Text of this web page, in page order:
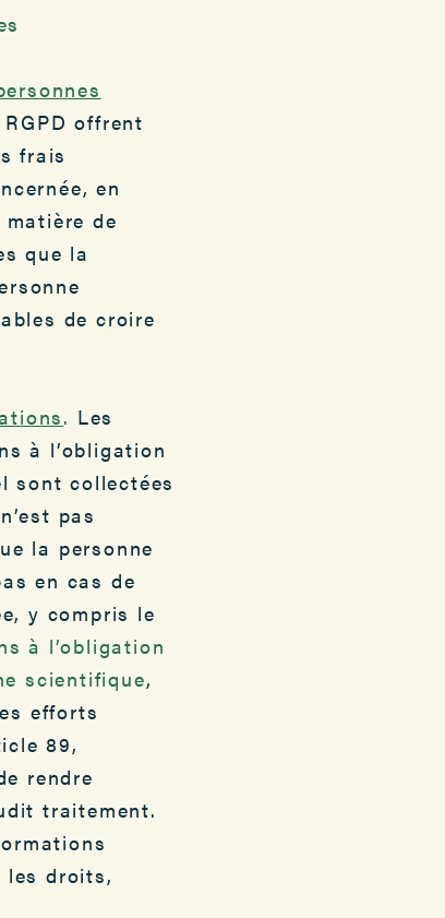
offrent
frais
en
de
que la
de croire
. Les
à l’obligation
sont collectées
pas
la personne
en cas de
y compris le
à l’obligation
scientifique,
efforts
89,
rendre
traitement.
les droits,